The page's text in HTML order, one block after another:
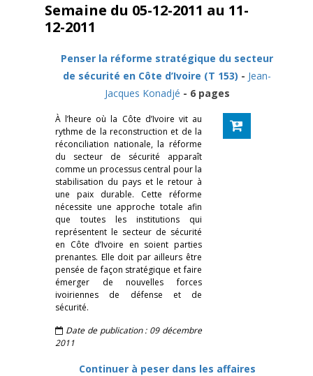
Semaine du 05-12-2011 au 11-
12-2011
Penser la réforme stratégique du secteur
de sécurité en Côte d’Ivoire (T 153) - Jean-
Jacques Konadjé - 6 pages
À l’heure où la Côte d’Ivoire vit au
rythme de la reconstruction et de la
réconciliation nationale, la réforme
du secteur de sécurité apparaît
comme un processus central pour la
stabilisation du pays et le retour à
une paix durable. Cette réforme
nécessite une approche totale afin
que toutes les institutions qui
représentent le secteur de sécurité
en Côte d’Ivoire en soient parties
prenantes. Elle doit par ailleurs être
pensée de façon stratégique et faire
émerger de nouvelles forces
ivoiriennes de défense et de
sécurité.
Date de publication : 09 décembre
2011
Continuer à peser dans les affaires